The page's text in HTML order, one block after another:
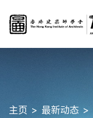
主页 最新动态